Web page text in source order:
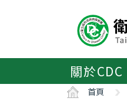
區
關於CDC
首頁